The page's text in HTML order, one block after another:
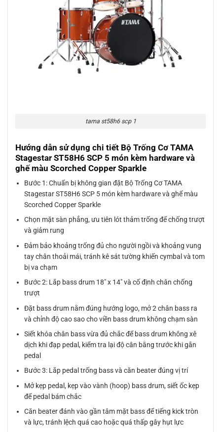
tama st58h6 scp 1
Hướng dẫn sử dụng chi tiết Bộ Trống Cơ TAMA
Stagestar ST58H6 SCP 5 món kèm hardware và
ghế màu Scorched Copper Sparkle
Bước 1: Chuẩn bị không gian đặt Bộ Trống Cơ TAMA
Stagestar ST58H6 SCP 5 món kèm hardware và ghế màu
Scorched Copper Sparkle
Chọn mặt sàn phẳng, ưu tiên lót thảm trống để chống trượt
và giảm rung
Đảm bảo khoảng trống đủ cho người ngồi và khoảng vung
tay chân thoải mái, tránh kê sát tường khiến cymbal và tom
bị va chạm
Bước 2: Lắp bass drum 18″ x 14″ và cố định chân chống
trượt
Đặt bass drum nằm đúng hướng logo, mở 2 chân bass ra
và chỉnh độ cao sao cho viền bass drum không chạm sàn
Siết khóa chân bass vừa đủ chắc để bass drum không xê
dịch khi đạp pedal, kiểm tra lại độ cân bằng trước khi gắn
pedal
Bước 3: Lắp pedal trống bass và căn beater đúng vị trí
Mở kẹp pedal, kẹp vào vành (hoop) bass drum, siết ốc kẹp
để pedal bám chắc
Căn beater đánh vào gần tâm mặt bass để tiếng kick tròn
và lực, tránh lệch quá cao hoặc quá thấp gây hụt lực